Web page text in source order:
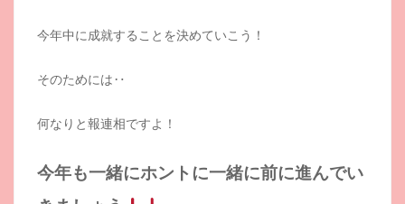
今年中に成就することを決めていこう！
そのためには‥
何なりと報連相ですよ！
今年も一緒にホントに一緒に前に進んでい